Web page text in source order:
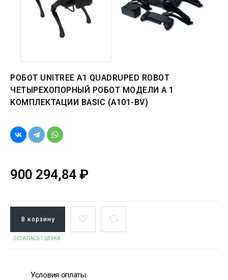
РОБОТ UNITREE A1 QUADRUPED ROBOT
ЧЕТЫРЕХОПОРНЫЙ РОБОТ МОДЕЛИ А 1
КОМПЛЕКТАЦИИ BASIC (A101-BV)
900 294,84 ₽
В корзину
ОСТАЛАСЬ 1 ШТУКА
Условия оплаты